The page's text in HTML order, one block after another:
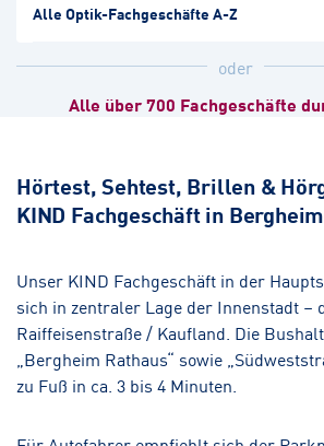
Hörakustik
Augenoptik
Hörakustik
Alle Optik-Fachgeschäfte A-Z
oder
Alle über 700 Fachgeschäfte
Hörtest, Sehtest, Brillen &
KIND Fachgeschäft in Bergheim
Unser KIND Fachgeschäft in der
sich in zentraler Lage der Innenstadt –
Raiffeisenstraße / Kaufland. Die
„Bergheim Rathaus“ sowie
zu Fuß in ca. 3 bis 4 Minuten.